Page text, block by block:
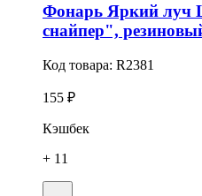
Фонарь Яркий луч
снайпер",
Код товара: R2381
155 ₽
Кэшбек
+ 11